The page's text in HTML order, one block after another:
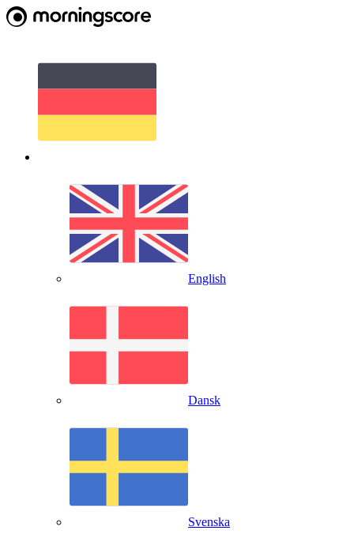
English
Dansk
Svenska